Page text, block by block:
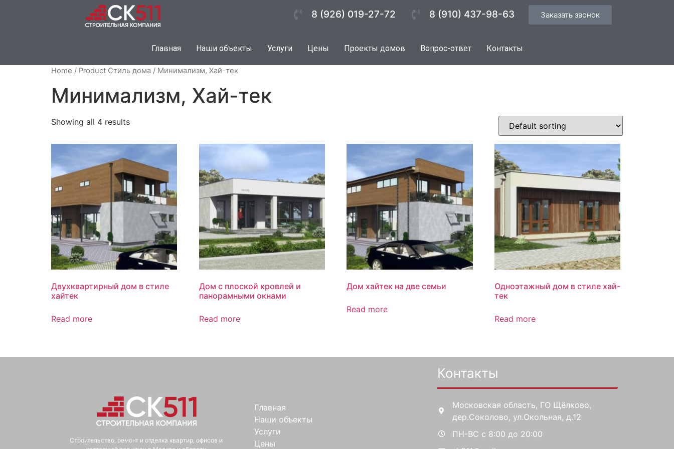
8 (926) 019-27-72 8 (910) 437-98-63 Заказать звонок
Главная Наши объекты Услуги Цены Проекты домов Вопрос-ответ Контакты
Home / Product Стиль дома / Минимализм, Хай-тек
Минимализм, Хай-тек
Showing all 4 results
Двухквартирный дом в стиле
хайтек
Read more
Дом с плоской кровлей и
панорамными окнами
Read more
Дом хайтек на две семьи
Read more
Одноэтажный дом в стиле хай-
тек
Read more
Строительство, ремонт и отделка квартир, офисов и
Главная
Наши объекты
Услуги
Цены
Контакты
Московская область, ГО Щёлково,
дер.Соколово, ул.Окольная, д.12
ПН-ВС с 8:00 до 20:00